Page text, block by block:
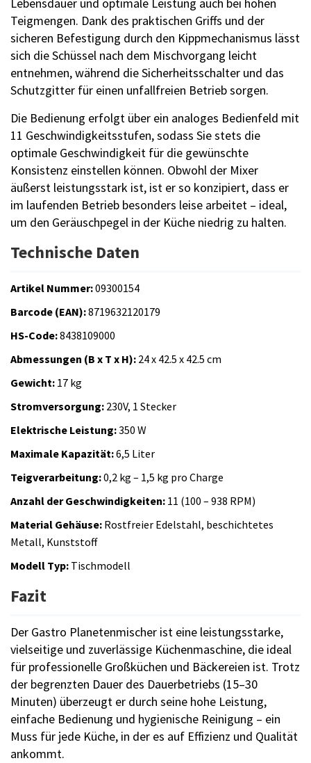
Lebensdauer und optimale Leistung auch bei hohen
Teigmengen. Dank des praktischen Griffs und der
sicheren Befestigung durch den Kippmechanismus lässt
sich die Schüssel nach dem Mischvorgang leicht
entnehmen, während die Sicherheitsschalter und das
Schutzgitter für einen unfallfreien Betrieb sorgen.
Die Bedienung erfolgt über ein analoges Bedienfeld mit
11 Geschwindigkeitsstufen, sodass Sie stets die
optimale Geschwindigkeit für die gewünschte
Konsistenz einstellen können. Obwohl der Mixer
äußerst leistungsstark ist, ist er so konzipiert, dass er
im laufenden Betrieb besonders leise arbeitet – ideal,
um den Geräuschpegel in der Küche niedrig zu halten.
Technische Daten
Artikel Nummer:09300154
Barcode (EAN):8719632120179
HS-Code:8438109000
Abmessungen (B x T x H): 24 x 42.5 x 42.5 cm
Gewicht: 17 kg
Stromversorgung: 230V, 1 Stecker
Elektrische Leistung:350 W
Maximale Kapazität:6,5 Liter
Teigverarbeitung:0,2 kg – 1,5 kg pro Charge
Anzahl der Geschwindigkeiten: 11 (100 – 938 RPM)
Material Gehäuse: Rostfreier Edelstahl, beschichtetes
Metall, Kunststoff
Modell Typ: Tischmodell
Fazit
Der Gastro Planetenmischer ist eine leistungsstarke,
vielseitige und zuverlässige Küchenmaschine, die ideal
für professionelle Großküchen und Bäckereien ist. Trotz
der begrenzten Dauer des Dauerbetriebs (15–30
Minuten) überzeugt er durch seine hohe Leistung,
einfache Bedienung und hygienische Reinigung – ein
Muss für jede Küche, in der es auf Effizienz und Qualität
ankommt.